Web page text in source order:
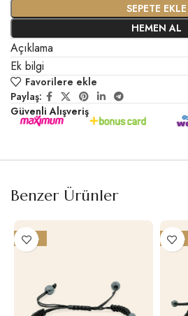
SEPETE EKLE
HEMEN AL
Açıklama
Ek bilgi
Favorilere ekle
Paylaş:
Güvenli Alışveriş
Benzer Ürünler
-25% -25%